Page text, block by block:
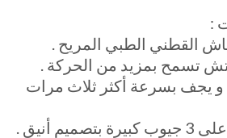
:
القطني الطبي المريح .
تسمح بمزيد من الحركة .
و يجف بسرعة أكثر ثلاث مرات
أنيق .